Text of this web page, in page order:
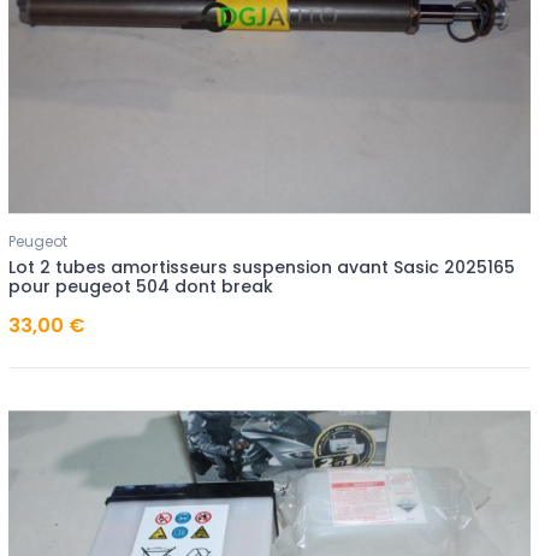
Peugeot
Lot 2 tubes amortisseurs suspension avant Sasic 2025165
pour peugeot 504 dont break
33,00 €